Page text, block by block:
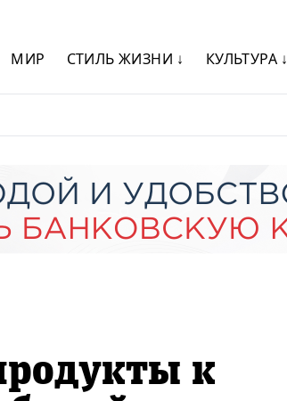
МИР СТИЛЬ ЖИЗНИ ↓ КУЛЬТУРА ↓
к